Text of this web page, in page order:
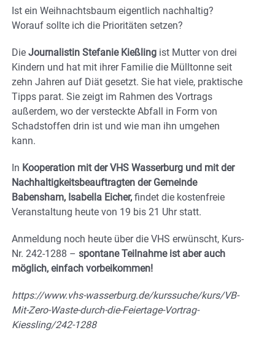
Ist ein Weihnachtsbaum eigentlich nachhaltig?
Worauf sollte ich die Prioritäten setzen?
Die Journalistin Stefanie Kießling ist Mutter von drei
Kindern und hat mit ihrer Familie die Mülltonne seit
zehn Jahren auf Diät gesetzt. Sie hat viele, praktische
Tipps parat. Sie zeigt im Rahmen des Vortrags
außerdem, wo der versteckte Abfall in Form von
Schadstoffen drin ist und wie man ihn umgehen
kann.
In Kooperation mit der VHS Wasserburg und mit der
Nachhaltigkeitsbeauftragten der Gemeinde
Babensham, Isabella Eicher, findet die kostenfreie
Veranstaltung heute von 19 bis 21 Uhr statt.
Anmeldung noch heute über die VHS erwünscht, Kurs-
Nr. 242-1288 – spontane Teilnahme ist aber auch
möglich, einfach vorbeikommen!
https://www.vhs-wasserburg.de/kurssuche/kurs/VB-
Mit-Zero-Waste-durch-die-Feiertage-Vortrag-
Kiessling/242-1288